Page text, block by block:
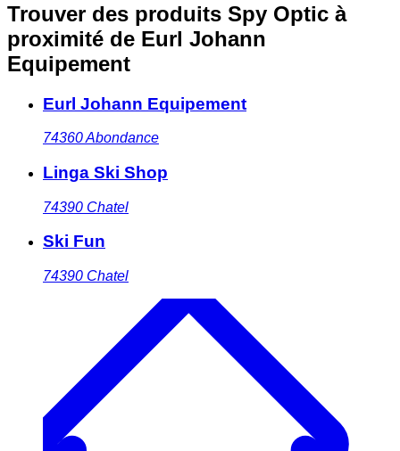
Trouver des produits Spy Optic à
proximité de Eurl Johann
Equipement
Eurl Johann Equipement
74360Abondance
Linga Ski Shop
74390 Chatel
Ski Fun
74390 Chatel